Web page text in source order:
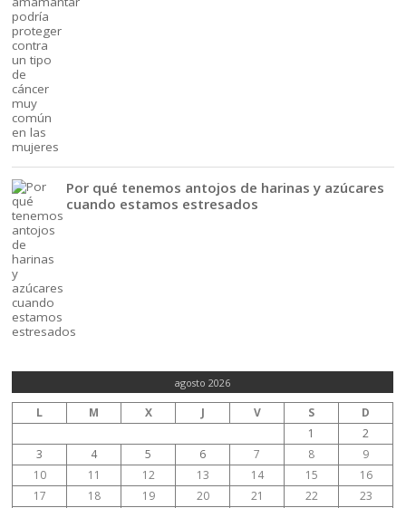
Por qué tenemos antojos de harinas y azúcares
cuando estamos estresados
agosto 2026
L M X J V S
D
1
2
3
4 5 6 7 8
9
10
11 12 13 14 15
16
17
18 19 20 21 22 23